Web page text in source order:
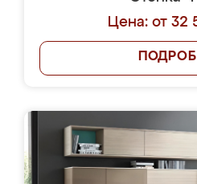
Цена: от 32